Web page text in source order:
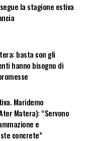
la stagione estiva
basta con gli
hanno bisogno di
Maridemo
Matera): “Servono
e
concrete”